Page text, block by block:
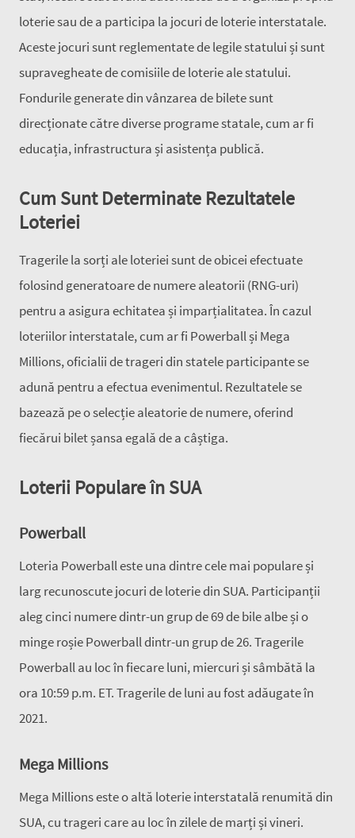
loterie sau de a participa la jocuri de loterie interstatale.
Aceste jocuri sunt reglementate de legile statului și sunt
supravegheate de comisiile de loterie ale statului.
Fondurile generate din vânzarea de bilete sunt
direcționate către diverse programe statale, cum ar fi
educația, infrastructura și asistența publică.
Cum Sunt Determinate Rezultatele
Loteriei
Tragerile la sorți ale loteriei sunt de obicei efectuate
folosind generatoare de numere aleatorii (RNG-uri)
pentru a asigura echitatea și imparțialitatea. În cazul
loteriilor interstatale, cum ar fi Powerball și Mega
Millions, oficialii de trageri din statele participante se
adună pentru a efectua evenimentul. Rezultatele se
bazează pe o selecție aleatorie de numere, oferind
fiecărui bilet șansa egală de a câștiga.
Loterii Populare în SUA
Powerball
Loteria Powerball este una dintre cele mai populare și
larg recunoscute jocuri de loterie din SUA. Participanții
aleg cinci numere dintr-un grup de 69 de bile albe și o
minge roșie Powerball dintr-un grup de 26. Tragerile
Powerball au loc în fiecare luni, miercuri și sâmbătă la
ora 10:59 p.m. ET. Tragerile de luni au fost adăugate în
2021.
Mega Millions
Mega Millions este o altă loterie interstatală renumită din
SUA, cu trageri care au loc în zilele de marți și vineri.